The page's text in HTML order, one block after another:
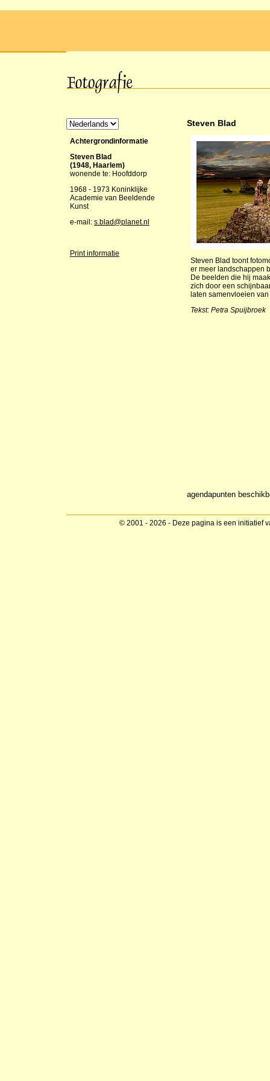
Achtergrondinformatie
Steven Blad
(1948, Haarlem)
wonende te: Hoofddorp
1968 - 1973 Koninklijke
Academie van Beeldende
Kunst
e-mail: s.blad@planet.nl
Print informatie
Steven Blad
Steven Blad toont
er meer landschappen
De beelden die hij
zich door een
laten samenvloeien van
Tekst: Petra Spuijbroek
agendapunten
© 2001 - 2026 - Deze pagina is een initiatief